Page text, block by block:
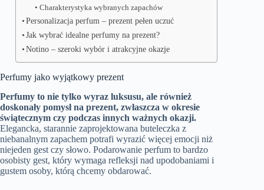
Charakterystyka wybranych zapachów
Personalizacja perfum – prezent pełen uczuć
Jak wybrać idealne perfumy na prezent?
Notino – szeroki wybór i atrakcyjne okazje
Perfumy jako wyjątkowy prezent
Perfumy to nie tylko wyraz luksusu, ale również
doskonały pomysł na prezent, zwłaszcza w okresie
świątecznym czy podczas innych ważnych okazji.
Elegancka, starannie zaprojektowana buteleczka z
niebanalnym zapachem potrafi wyrazić więcej emocji niż
niejeden gest czy słowo. Podarowanie perfum to bardzo
osobisty gest, który wymaga refleksji nad upodobaniami i
gustem osoby, którą chcemy obdarować.